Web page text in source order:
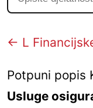
← L
Potpuni popis
Usluge